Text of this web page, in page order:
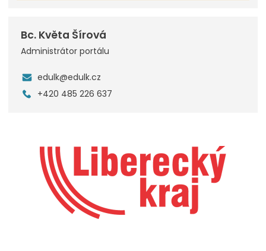
Bc. Květa Šírová
Administrátor portálu
edulk@edulk.cz
+420 485 226 637